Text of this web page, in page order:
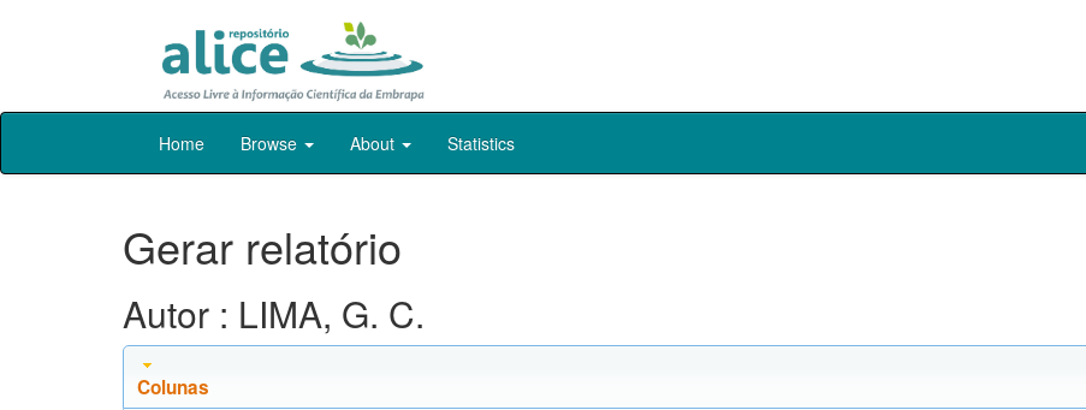
Skip
Home Browse About Statistics
Gerar relatório
Autor : LIMA, G. C.
Colunas